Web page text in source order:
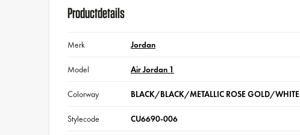
Productdetails
Merk Jordan
Model Air Jordan 1
Colorway BLACK/BLACK/METALLIC ROSE GOLD/WHITE
Stylecode CU6690-006